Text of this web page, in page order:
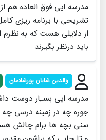
مدرسه ایی فوق العاده هم
تشریحی با برنامه ریزی
از دلایلی هست که به نظرم
باید درنظر بگیرند
والدین شایان پورشادمان
مدرسه ایی بسیار دوست
جوره چه در زمینه درسی
سنی بچه ها برام چالش